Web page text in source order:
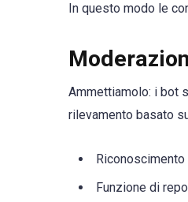
In questo modo le
Ammettiamolo: i bot
rilevamento basato
Funzione di